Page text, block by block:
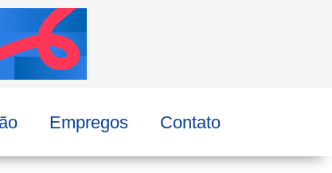
Empregos Contato